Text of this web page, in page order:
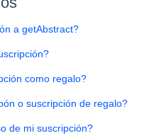
a getAbstract?
como regalo?
o suscripción de regalo?
de mi suscripción?